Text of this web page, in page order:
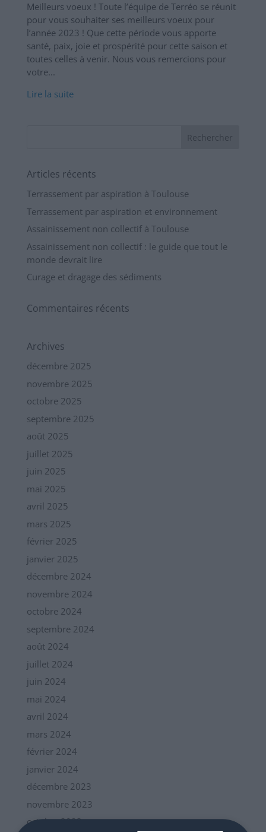
Meilleurs voeux ! Toute l’équipe de Terréo se réunit
pour vous souhaiter ses meilleurs voeux pour
l’année 2023 ! Que cette période vous apporte
santé, paix, joie et prospérité pour cette saison et
toutes celles à venir. Nous vous remercions pour
votre...
Lire la suite
Articles récents
Terrassement par aspiration à Toulouse
Terrassement par aspiration et environnement
Assainissement non collectif à Toulouse
Assainissement non collectif : le guide que tout le
monde devrait lire
Curage et dragage des sédiments
Commentaires récents
Archives
décembre 2025
novembre 2025
octobre 2025
septembre 2025
août 2025
juillet 2025
juin 2025
mai 2025
avril 2025
mars 2025
février 2025
janvier 2025
décembre 2024
novembre 2024
octobre 2024
septembre 2024
août 2024
juillet 2024
juin 2024
mai 2024
avril 2024
mars 2024
février 2024
janvier 2024
décembre 2023
novembre 2023
octobre 2023